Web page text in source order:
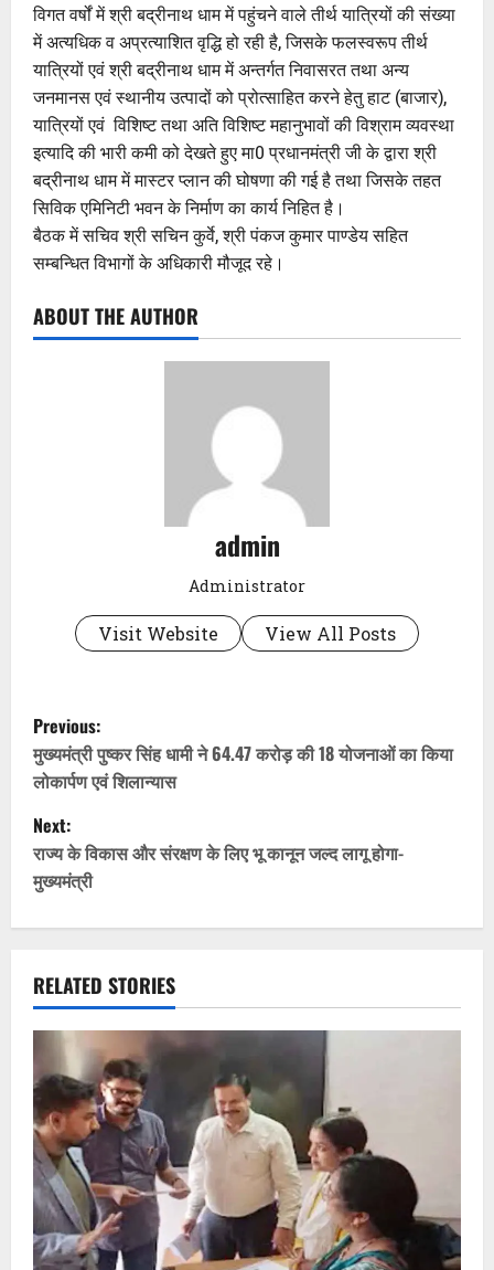
विगत वर्षों में श्री बद्रीनाथ धाम में पहुंचने वाले तीर्थ यात्रियों की संख्या
में अत्यधिक व अप्रत्याशित वृद्धि हो रही है, जिसके फलस्वरूप तीर्थ
यात्रियों एवं श्री बद्रीनाथ धाम में अन्तर्गत निवासरत तथा अन्य
जनमानस एवं स्थानीय उत्पादों को प्रोत्साहित करने हेतु हाट (बाजार),
यात्रियों एवं विशिष्ट तथा अति विशिष्ट महानुभावों की विश्राम व्यवस्था
इत्यादि की भारी कमी को देखते हुए मा0 प्रधानमंत्री जी के द्वारा श्री
बद्रीनाथ धाम में मास्टर प्लान की घोषणा की गई है तथा जिसके तहत
सिविक एमिनिटी भवन के निर्माण का कार्य निहित है।
बैठक में सचिव श्री सचिन कुर्वे, श्री पंकज कुमार पाण्डेय सहित
सम्बन्धित विभागों के अधिकारी मौजूद रहे।
ABOUT THE AUTHOR
admin
Administrator
Visit Website View All Posts
P
o
s
t
n
v
i
g
a
t
i
Previous:
मुख्यमंत्री पुष्कर सिंह धामी ने 64.47 करोड़ की 18 योजनाओं का किया
लोकार्पण एवं शिलान्यास
Next:
राज्य के विकास और संरक्षण के लिए भू कानून जल्द लागू होगा-
मुख्यमंत्री
RELATED STORIES